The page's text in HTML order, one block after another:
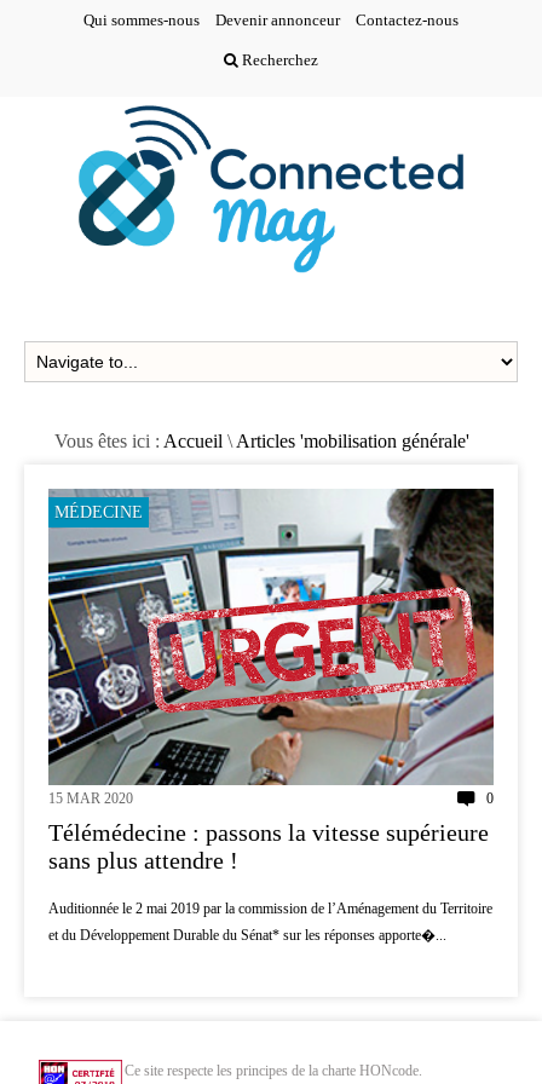
Qui sommes-nous Devenir annonceur Contactez-nous
Recherchez
Vous êtes ici : Accueil \ Articles 'mobilisation générale'
MÉDECINE
15 MAR 2020 0
Télémédecine : passons la vitesse supérieure
sans plus attendre !
Auditionnée le 2 mai 2019 par la commission de l’Aménagement du Territoire
et du Développement Durable du Sénat* sur les réponses apporte�...
Ce site respecte les principes de la charte HONcode.